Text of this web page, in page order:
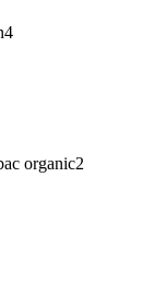
4
organic2